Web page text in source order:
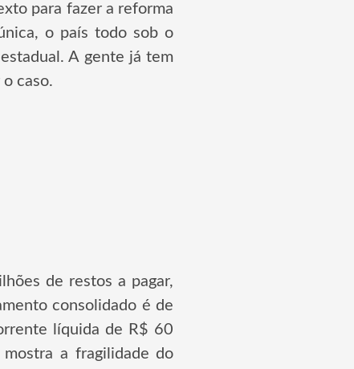
para fazer a reforma
o país todo sob o
A gente já tem
caso.
de restos a pagar,
consolidado é de
líquida de R$ 60
a fragilidade do